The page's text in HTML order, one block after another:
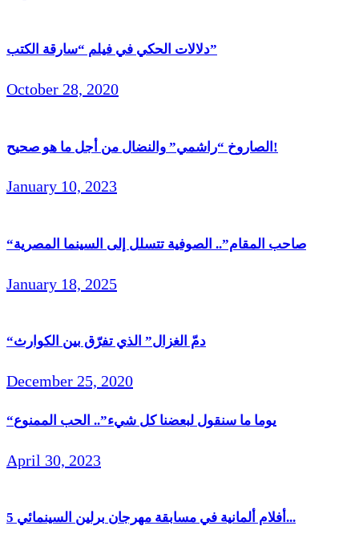
دلالات الحكي في فيلم “سارقة الكتب”
October 28, 2020
الصاروخ “راشمي” والنضال من أجل ما هو صحيح!
January 10, 2023
“صاحب المقام”.. الصوفية تتسلل إلى السينما المصرية
January 18, 2025
“دمّ الغزال” الذي تفرّق بين الكوارث
December 25, 2020
“يوما ما سنقول لبعضنا كل شيء”.. الحب الممنوع
April 30, 2023
5 أفلام ألمانية في مسابقة مهرجان برلين السينمائي...